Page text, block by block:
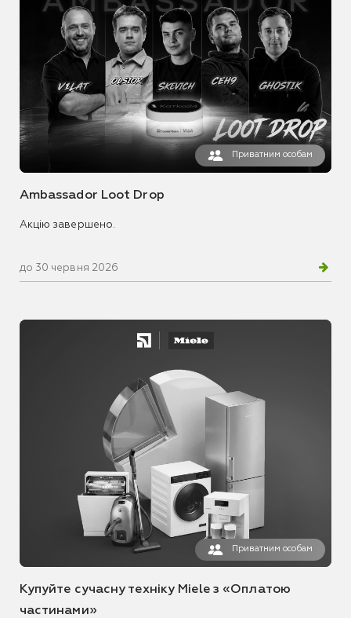
Приватним особам
Ambassador Loot Drop
Акцію завершено.
до 30 червня 2026
Приватним особам
Купуйте сучасну техніку Miele з «Оплатою
частинами»